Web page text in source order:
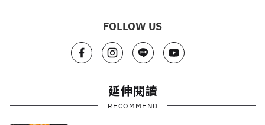
FOLLOW US
延伸閱讀
RECOMMEND